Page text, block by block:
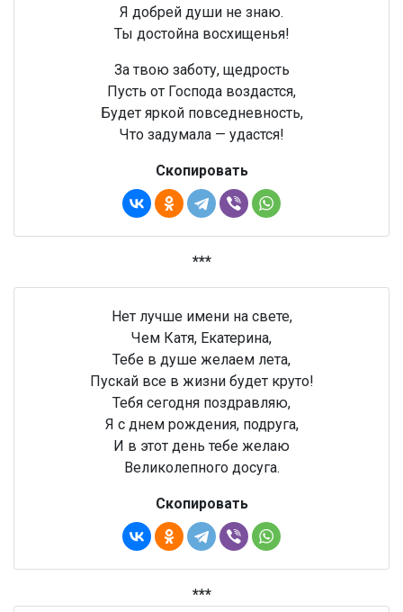
Я добрей души не знаю.
Ты достойна восхищенья!
За твою заботу, щедрость
Пусть от Господа воздастся,
Будет яркой повседневность,
Что задумала — удастся!
Скопировать
***
Нет лучше имени на свете,
Чем Катя, Екатерина,
Тебе в душе желаем лета,
Пускай все в жизни будет круто!
Тебя сегодня поздравляю,
Я с днем рождения, подруга,
И в этот день тебе желаю
Великолепного досуга.
Скопировать
***